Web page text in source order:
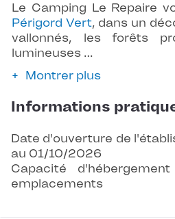
Le Camping Le Repaire
Périgord Vert, dans un
vallonnés, les forêts
lumineuses …
Montrer plus
Informations
Date d'ouverture de
au 01/10/2026
Capacité
emplacements